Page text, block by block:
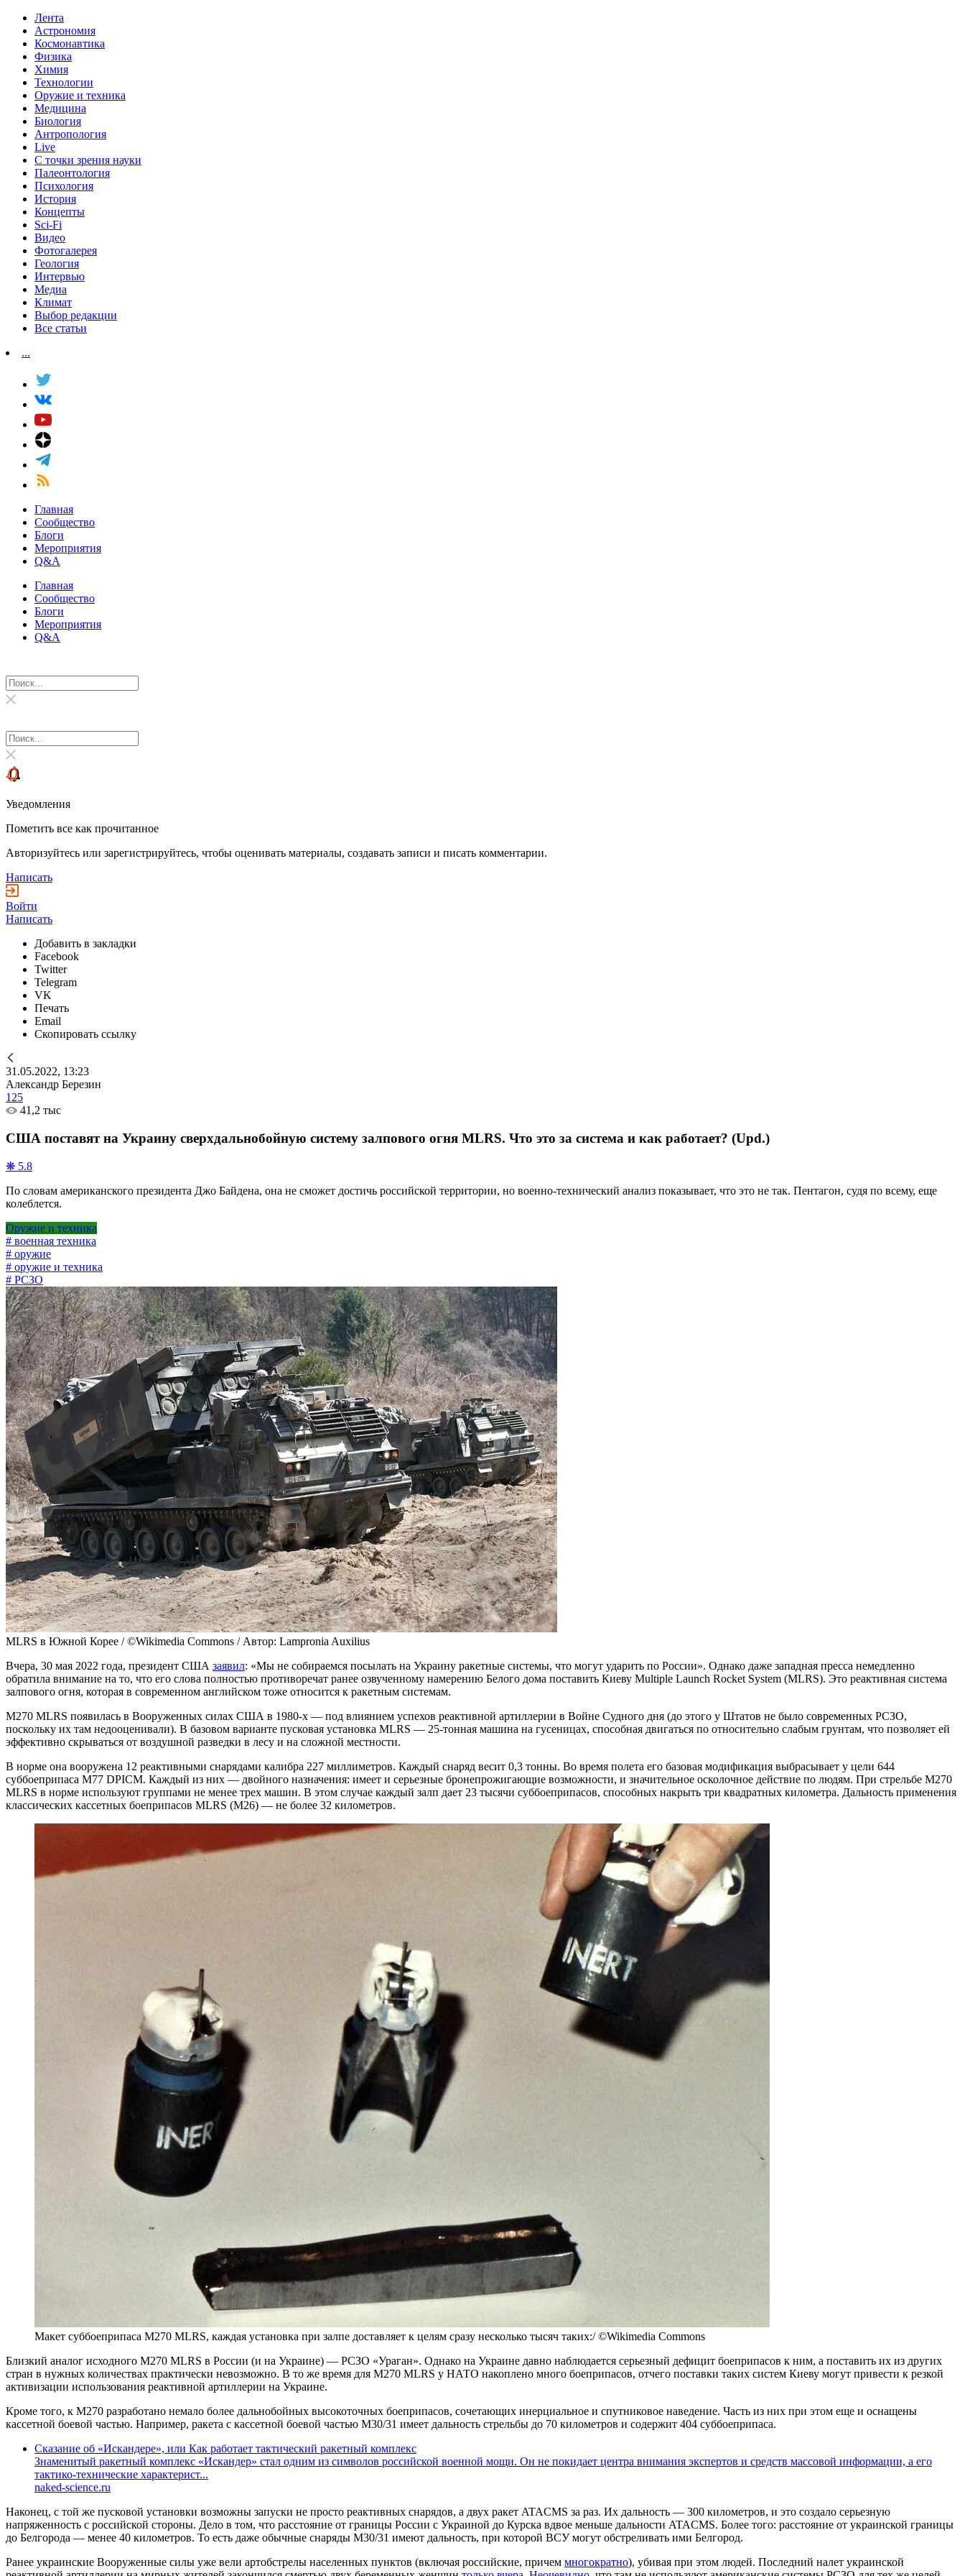
Лента
Астрономия
Космонавтика
Физика
Химия
Технологии
Оружие и техника
Медицина
Биология
Антропология
Live
С точки зрения науки
Палеонтология
Психология
История
Концепты
Sci-Fi
Видео
Фотогалерея
Геология
Интервью
Медиа
Климат
Выбор редакции
Все статьи
...
Главная
Сообщество
Блоги
Мероприятия
Q&A
Главная
Сообщество
Блоги
Мероприятия
Q&A
Уведомления
Пометить все как прочитанное
Авторизуйтесь или зарегистрируйтесь, чтобы оценивать материалы, создавать записи и писать комментарии.
Написать
Войти
Написать
Добавить в закладки
Facebook
Twitter
Telegram
VK
Печать
Email
Скопировать ссылку
31.05.2022, 13:23
Александр Березин
125
41,2 тыс
США поставят на Украину сверхдальнобойную систему залпового огня MLRS. Что это за система и как работает? (Upd.)
❋ 5.8
По словам американского президента Джо Байдена, она не сможет достичь российской территории, но военно-технический анализ показывает, что это не так. Пентагон, судя по всему, еще
колеблется.
Оружие и техника
# военная техника
# оружие
# оружие и техника
# РСЗО
MLRS в Южной Корее / ©Wikimedia Commons / Автор: Lampronia Auxilius
Вчера, 30 мая 2022 года, президент США заявил: «Мы не собираемся посылать на Украину ракетные системы, что могут ударить по России». Однако даже западная пресса немедленно
обратила внимание на то, что его слова полностью противоречат ранее озвученному намерению Белого дома поставить Киеву Multiple Launch Rocket System (MLRS). Это реактивная система
залпового огня, которая в современном английском тоже относится к ракетным системам.
M270 MLRS появилась в Вооруженных силах США в 1980-х — под влиянием успехов реактивной артиллерии в Войне Судного дня (до этого у Штатов не было современных РСЗО,
поскольку их там недооценивали). В базовом варианте пусковая установка MLRS — 25-тонная машина на гусеницах, способная двигаться по относительно слабым грунтам, что позволяет ей
эффективно скрываться от воздушной разведки в лесу и на сложной местности.
В норме она вооружена 12 реактивными снарядами калибра 227 миллиметров. Каждый снаряд весит 0,3 тонны. Во время полета его базовая модификация выбрасывает у цели 644
суббоеприпаса M77 DPICM. Каждый из них — двойного назначения: имеет и серьезные бронепрожигающие возможности, и значительное осколочное действие по людям. При стрельбе M270
MLRS в норме используют группами не менее трех машин. В этом случае каждый залп дает 23 тысячи суббоеприпасов, способных накрыть три квадратных километра. Дальность применения
классических кассетных боеприпасов MLRS (M26) — не более 32 километров.
Макет суббоеприпаса M270 MLRS, каждая установка при залпе доставляет к целям сразу несколько тысяч таких:/ ©Wikimedia Commons
Близкий аналог исходного M270 MLRS в России (и на Украине) — РСЗО «Ураган». Однако на Украине давно наблюдается серьезный дефицит боеприпасов к ним, а поставить их из других
стран в нужных количествах практически невозможно. В то же время для M270 MLRS у НАТО накоплено много боеприпасов, отчего поставки таких систем Киеву могут привести к резкой
активизации использования реактивной артиллерии на Украине.
Кроме того, к М270 разработано немало более дальнобойных высокоточных боеприпасов, сочетающих инерциальное и спутниковое наведение. Часть из них при этом еще и оснащены
кассетной боевой частью. Например, ракета с кассетной боевой частью M30/31 имеет дальность стрельбы до 70 километров и содержит 404 суббоеприпаса.
Сказание об «Искандере», или Как работает тактический ракетный комплекс
Знаменитый ракетный комплекс «Искандер» стал одним из символов российской военной мощи. Он не покидает центра внимания экспертов и средств массовой информации, а его
тактико-технические характерист...
naked-science.ru
Наконец, с той же пусковой установки возможны запуски не просто реактивных снарядов, а двух ракет ATACMS за раз. Их дальность — 300 километров, и это создало серьезную
напряженность с российской стороны. Дело в том, что расстояние от границы России с Украиной до Курска вдвое меньше дальности ATACMS. Более того: расстояние от украинской границы
до Белгорода — менее 40 километров. То есть даже обычные снаряды М30/31 имеют дальность, при которой ВСУ могут обстреливать ими Белгород.
Ранее украинские Вооруженные силы уже вели артобстрелы населенных пунктов (включая российские, причем многократно), убивая при этом людей. Последний налет украинской